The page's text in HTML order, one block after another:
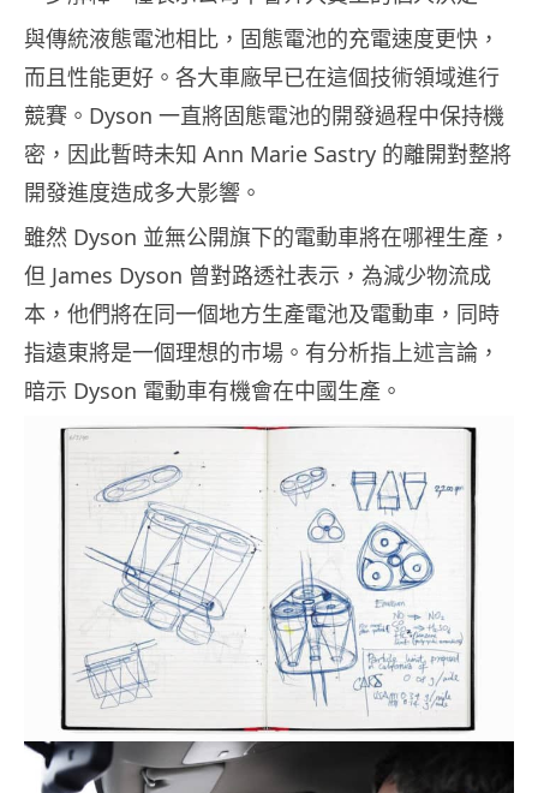
與傳統液態電池相比，固態電池的充電速度更快，
而且性能更好。各大車廠早已在這個技術領域進行
競賽。Dyson 一直將固態電池的開發過程中保持機
密，因此暫時未知 Ann Marie Sastry 的離開對整將
開發進度造成多大影響。
雖然 Dyson 並無公開旗下的電動車將在哪裡生產，
但 James Dyson 曾對路透社表示，為減少物流成
本，他們將在同一個地方生產電池及電動車，同時
指遠東將是一個理想的市場。有分析指上述言論，
暗示 Dyson 電動車有機會在中國生產。